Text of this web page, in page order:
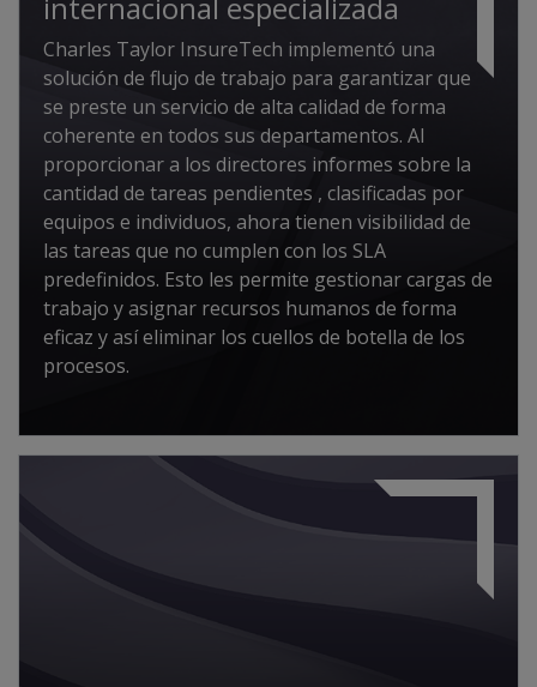
Charles Taylor InsureTech implementó una
solución de flujo de trabajo para garantizar que
se preste un servicio de alta calidad de forma
coherente en todos sus departamentos. Al
proporcionar a los directores informes sobre la
cantidad de tareas pendientes , clasificadas por
equipos e individuos, ahora tienen visibilidad de
las tareas que no cumplen con los SLA
predefinidos. Esto les permite gestionar cargas de
trabajo y asignar recursos humanos de forma
eficaz y así eliminar los cuellos de botella de los
procesos.